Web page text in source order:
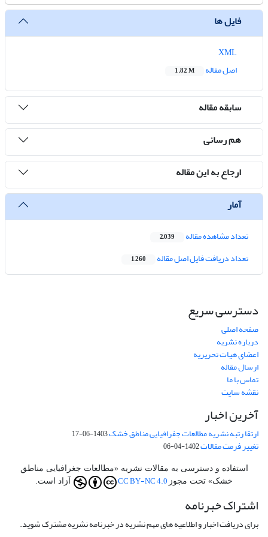
فایل ها
اصل مقاله
1.82 M
سابقه مقاله
هم رسانی
ارجاع به این مقاله
آمار
تعداد مشاهده مقاله 2,039
تعداد دریافت فایل اصل مقاله 1,260
دسترسی سریع
صفحه اصلی
درباره نشریه
اعضای هیات تحریریه
ارسال مقاله
تماس با ما
نقشه سایت
آخرین اخبار
ارتقا رتبه نشریه مطالعات جفرافیایی مناطق خشک1403-06-17
تغییر فرمت مقالات1402-04-06
استفاده و دسترسی به مقالات نشریه «مطالعات جغرافیایی مناطق
خشک» تحت مجوز CC BY-NC 4.0 آزاد است.
اشتراک خبرنامه
برای دریافت اخبار و اطلاعیه های مهم نشریه در خبرنامه نشریه مشترک شوید.